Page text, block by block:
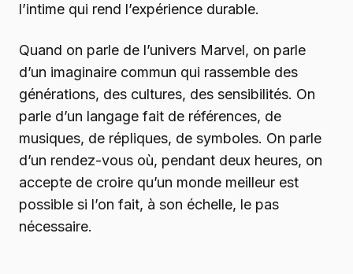
l’intime qui rend l’expérience durable.
Quand on parle de l’univers Marvel, on parle
d’un imaginaire commun qui rassemble des
générations, des cultures, des sensibilités. On
parle d’un langage fait de références, de
musiques, de répliques, de symboles. On parle
d’un rendez-vous où, pendant deux heures, on
accepte de croire qu’un monde meilleur est
possible si l’on fait, à son échelle, le pas
nécessaire.